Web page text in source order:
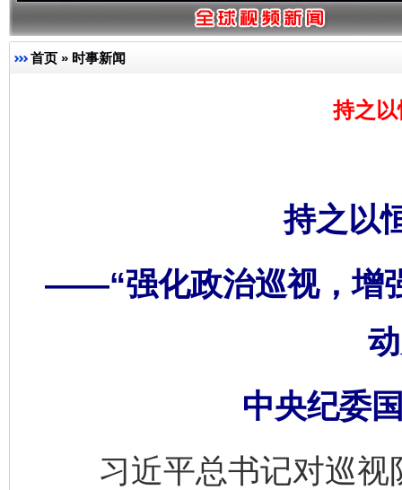
首页 » 时事新闻
持之
持之以
——“强化政治巡视，增
中央纪委
习近平总书记对巡视